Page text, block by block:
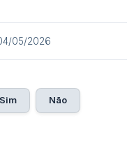
05/2026
Sim Não